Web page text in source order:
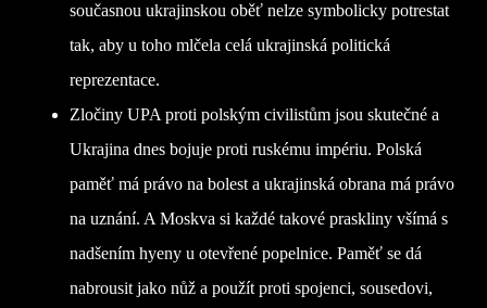
současnou ukrajinskou oběť nelze symbolicky potrestat
tak, aby u toho mlčela celá ukrajinská politická
reprezentace.
Zločiny UPA proti polským civilistům jsou skutečné a
Ukrajina dnes bojuje proti ruskému impériu. Polská
paměť má právo na bolest a ukrajinská obrana má právo
na uznání. A Moskva si každé takové praskliny všímá s
nadšením hyeny u otevřené popelnice. Paměť se dá
nabrousit jako nůž a použít proti spojenci, sousedovi,